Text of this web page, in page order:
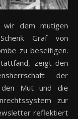
Graf von
zu beseitigen.
zeigt den
der
den Mut und die
zur
reflektiert